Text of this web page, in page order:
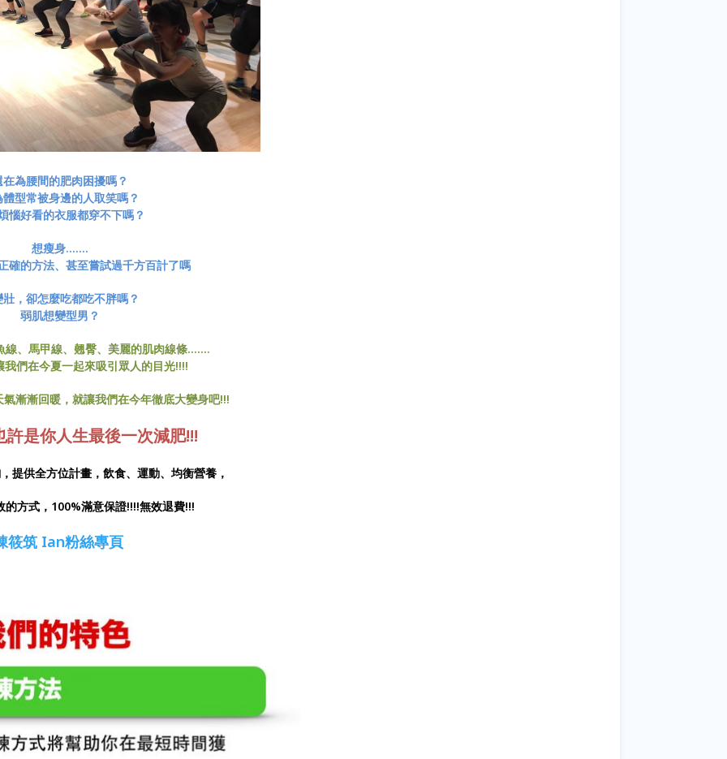
在為腰間的肥肉困擾嗎？
體型常被身邊的人取笑嗎？
惱好看的衣服都穿不下嗎？
想瘦身.......
確的方法、甚至嘗試過千方百計了嗎
壯，卻怎麼吃都吃不胖嗎？
弱肌想變型男？
、馬甲線、翹臀、美麗的肌肉線條.......
們在今夏一起來吸引眾人的目光!!!!
漸漸回暖，就讓我們在今年徹底大變身吧!!!
許是你人生最後一次減肥!!!
提供全方位計畫，飲食、運動、均衡營養，
的方式，100%滿意保證!!!!無效退費!!!
筱筑 Ian粉絲專頁